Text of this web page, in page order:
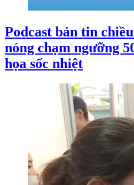
Podcast bản tin
nóng chạm ngưỡng
họa sốc nhiệt